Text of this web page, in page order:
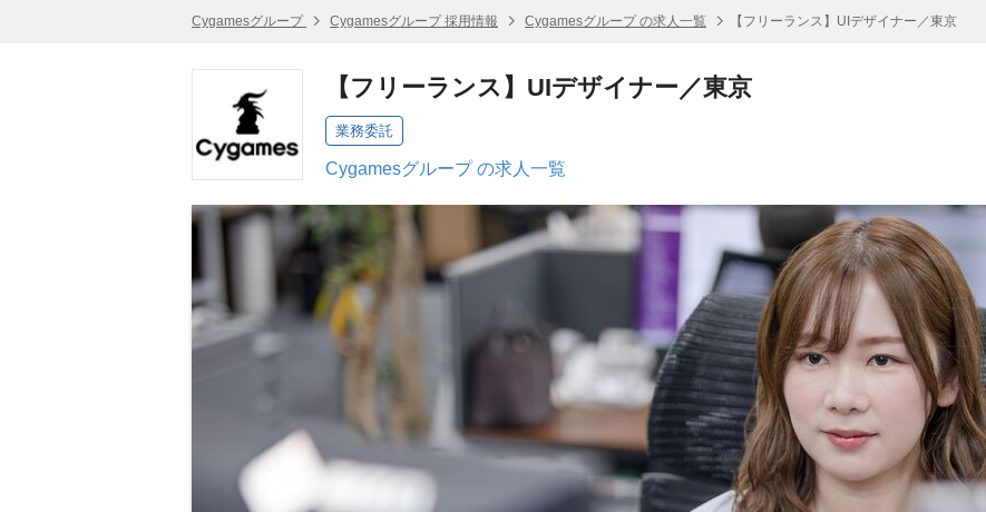
Cygamesグループ Cygamesグループ 採用情報 Cygamesグループ の求人一覧 【フリーランス】UIデザイナー／東京
【フリーランス】UIデザイナー／東京
業務委託
Cygamesグループ の求人一覧